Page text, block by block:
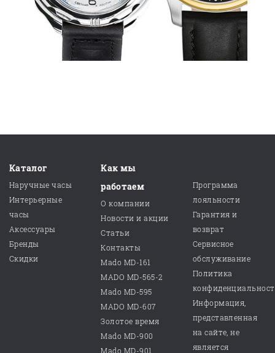
Каталог
Наручные часы
Интерьерные
часы
Аксессуары
Бренды
Скидки
Как мы
работаем
О компании
Новости и акции
Статьи
Контакты
Mado MD-161
MADO MD-565-2
Mado MD-595
MADO MD-607
Золотое время
Mado MD-900
Mado MD-901
Программа
лояльности
Гарантия и
возврат
Сервисное
обслуживание
Политика
Информация,
представленная
на сайте, не
является